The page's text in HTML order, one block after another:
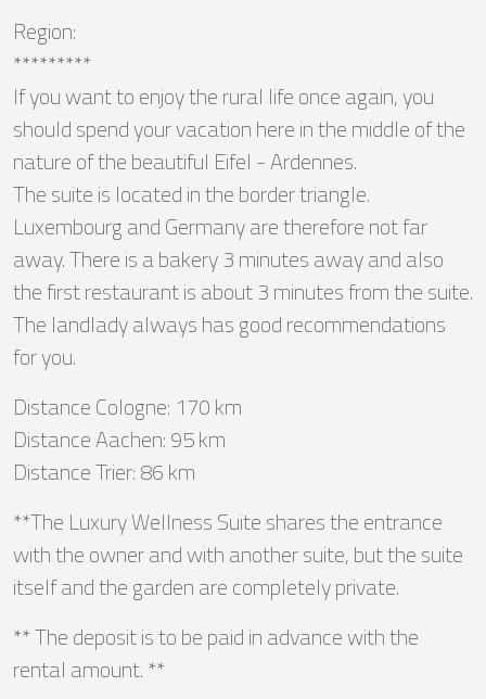
Region:
*********
If you want to enjoy the rural life once again, you
should spend your vacation here in the middle of the
nature of the beautiful Eifel - Ardennes.
The suite is located in the border triangle.
Luxembourg and Germany are therefore not far
away. There is a bakery 3 minutes away and also
the first restaurant is about 3 minutes from the suite.
The landlady always has good recommendations
for you.
Distance Cologne: 170 km
Distance Aachen: 95 km
Distance Trier: 86 km
**The Luxury Wellness Suite shares the entrance
with the owner and with another suite, but the suite
itself and the garden are completely private.
** The deposit is to be paid in advance with the
rental amount. **